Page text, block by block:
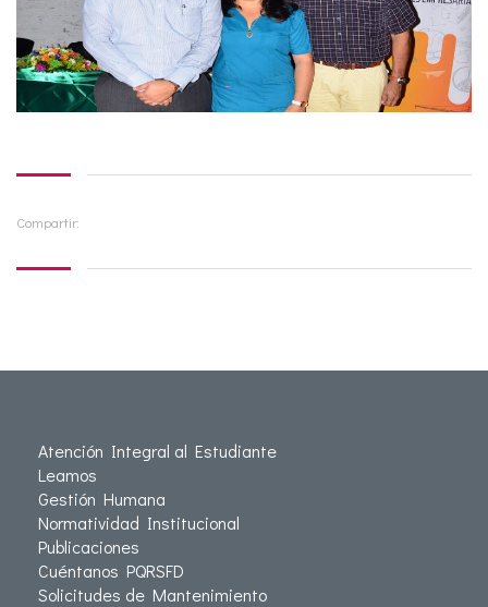
Compartir:
Atención Integral al Estudiante
Leamos
Gestión Humana
Normatividad Institucional
Publicaciones
Cuéntanos PQRSFD
Solicitudes de Mantenimiento